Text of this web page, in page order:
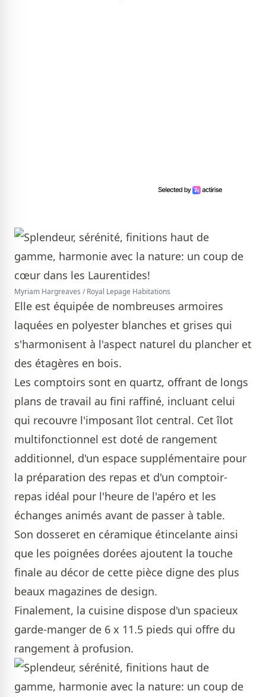
Myriam Hargreaves / Royal Lepage Habitations
Elle est équipée de nombreuses armoires
laquées en polyester blanches et grises qui
s'harmonisent à l'aspect naturel du plancher et
des étagères en bois.
Les comptoirs sont en quartz, offrant de longs
plans de travail au fini raffiné, incluant celui
qui recouvre l'imposant îlot central. Cet îlot
multifonctionnel est doté de rangement
additionnel, d'un espace supplémentaire pour
la préparation des repas et d'un comptoir-
repas idéal pour l'heure de l'apéro et les
échanges animés avant de passer à table.
Son dosseret en céramique étincelante ainsi
que les poignées dorées ajoutent la touche
finale au décor de cette pièce digne des plus
beaux magazines de design.
Finalement, la cuisine dispose d'un spacieux
garde-manger de 6 x 11.5 pieds qui offre du
rangement à profusion.